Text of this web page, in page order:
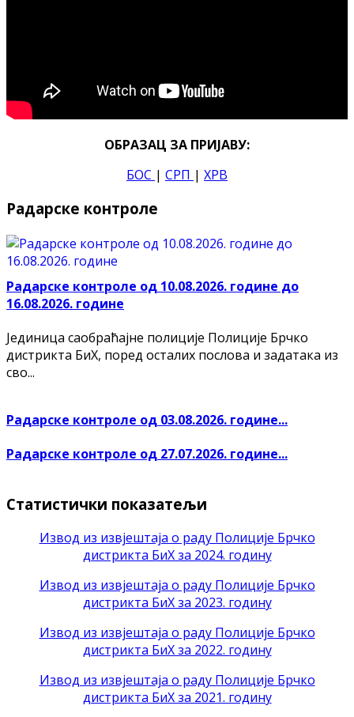
ОБРАЗАЦ ЗА ПРИЈАВУ:
БОС | СРП | ХРВ
Радарске контроле
Радарске контроле од 10.08.2026. године до
16.08.2026. године
Јединица саобраћајне полиције Полиције Брчко
дистрикта БиХ, поред осталих послова и задатака из
сво...
Радарске контроле од 03.08.2026. године...
Радарске контроле од 27.07.2026. године...
Статистички показатељи
Извод из извјештаја о раду Полиције Брчко
дистрикта БиХ за 2024. годину
Извод из извјештаја о раду Полиције Брчко
дистрикта БиХ за 2023. годину
Извод из извјештаја о раду Полиције Брчко
дистрикта БиХ за 2022. годину
Извод из извјештаја о раду Полиције Брчко
дистрикта БиХ за 2021. годину